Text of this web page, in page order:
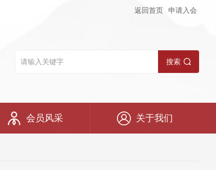
返回首页 申请入会
搜索
会员风采 关于我们